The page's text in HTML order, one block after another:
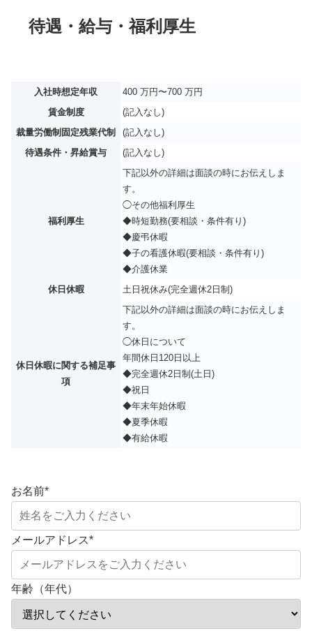
待遇・給与・福利厚生
入社時想定年収
400 万円〜700 万円
賃金制度
(記入なし)
裁量労働制固定残業代制
(記入なし)
待遇条件・昇給賞与
(記入なし)
福利厚生
下記以外の詳細は面談の時にお伝えしま
す。
◯その他福利厚生
◆時短勤務(要相談・条件有り)
◆慶弔休暇
◆子の看護休暇(要相談・条件有り)
◆介護休業
休日休暇
土日祝休み(完全週休2日制)
休日休暇に関する補足事
項
下記以外の詳細は面談の時にお伝えしま
す。
◯休日について
年間休日120日以上
◆完全週休2日制(土日)
◆祝日
◆年末年始休暇
◆夏季休暇
◆有給休暇
お名前*
メールアドレス*
年齢（年代）